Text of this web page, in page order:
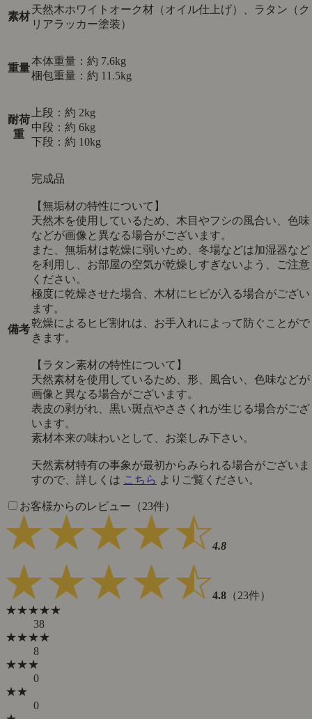
素材
天然木ホワイトオーク材（オイル仕上げ）、ラタン（ク
リアラッカー塗装）
重量
本体重量：約 7.6kg
梱包重量：約 11.5kg
耐荷
重
上段：約 2kg
中段：約 6kg
下段：約 10kg
備考
完成品
【無垢材の特性について】
天然木を使用しているため、木目やフシの風合い、色味
などが画像と異なる場合がございます。
また、無垢材は乾燥に弱いため、冬場などは加湿器など
を利用し、お部屋の空気が乾燥しすぎないよう、ご注意
ください。
極度に乾燥させた場合、木材にヒビが入る場合がござい
ます。
乾燥によるヒビ割れは、お手入れによって防ぐことがで
きます。
【ラタン素材の特性について】
天然素材を使用しているため、形、風合い、色味などが
画像と異なる場合がございます。
表皮の剥がれ、黒い斑点やささくれが生じる場合がござ
います。
素材本来の味わいとして、お楽しみ下さい。
天然素材特有の事象が最初からみられる場合がございま
すので、詳しくは こちら よりご覧ください。
お客様からのレビュー（23件）
4.8
4.8 （23件）
★★★★★
38
★★★★
8
★★★
0
★★
0